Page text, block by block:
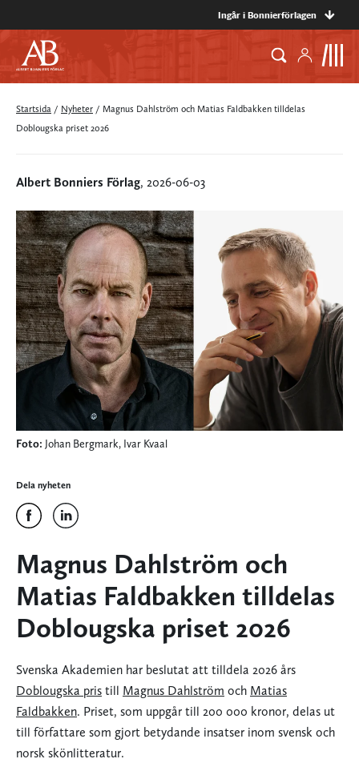
Ingår i Bonnierförlagen
Startsida / Nyheter / Magnus Dahlström och Matias Faldbakken tilldelas
Doblougska priset 2026
Albert Bonniers Förlag, 2026-06-03
Foto: Johan Bergmark, Ivar Kvaal
Dela nyheten
Magnus Dahlström och
Matias Faldbakken tilldelas
Doblougska priset 2026
Svenska Akademien har beslutat att tilldela 2026 års
Doblougska pris till Magnus Dahlström och Matias
Faldbakken. Priset, som uppgår till 200 000 kronor, delas ut
till författare som gjort betydande insatser inom svensk och
norsk skönlitteratur.